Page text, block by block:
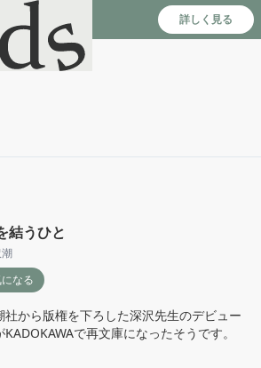
＆記録アプリ 詳しく見る
結うひと
なる
社から版権を下ろした深沢先生のデビュー
KADOKAWAで再文庫になったそうです。